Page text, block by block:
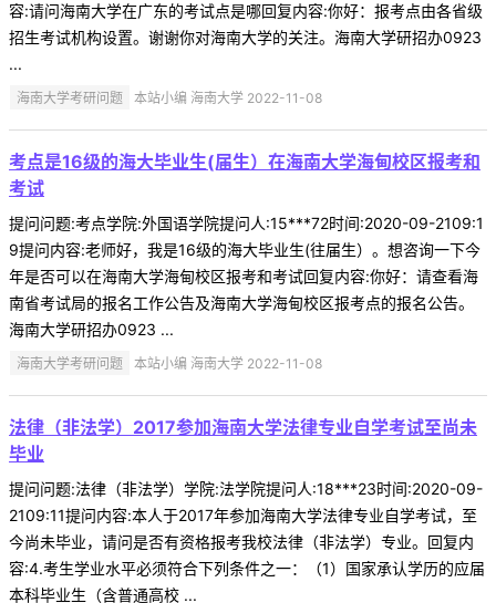
容:请问海南大学在广东的考试点是哪回复内容:你好：报考点由各省级
招生考试机构设置。谢谢你对海南大学的关注。海南大学研招办0923
...
海南大学考研问题 本站小编 海南大学 2022-11-08
考点是16级的海大毕业生(届生）在海南大学海甸校区报考和
考试
提问问题:考点学院:外国语学院提问人:15***72时间:2020-09-2109:1
9提问内容:老师好，我是16级的海大毕业生(往届生）。想咨询一下今
年是否可以在海南大学海甸校区报考和考试回复内容:你好：请查看海
南省考试局的报名工作公告及海南大学海甸校区报考点的报名公告。
海南大学研招办0923 ...
海南大学考研问题 本站小编 海南大学 2022-11-08
法律（非法学）2017参加海南大学法律专业自学考试至尚未
毕业
提问问题:法律（非法学）学院:法学院提问人:18***23时间:2020-09-
2109:11提问内容:本人于2017年参加海南大学法律专业自学考试，至
今尚未毕业，请问是否有资格报考我校法律（非法学）专业。回复内
容:4.考生学业水平必须符合下列条件之一：（1）国家承认学历的应届
本科毕业生（含普通高校 ...